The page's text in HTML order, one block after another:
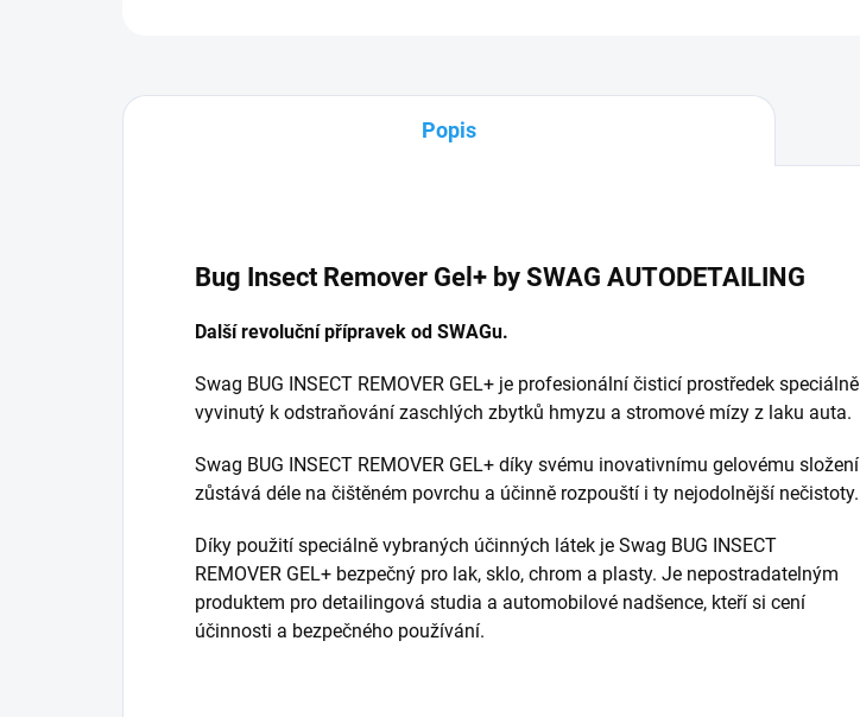
Popis
Bug Insect Remover Gel+ by SWAG AUTODETAILING
Další revoluční přípravek od SWAGu.
Swag BUG INSECT REMOVER GEL+ je profesionální čisticí prostředek speciálně
vyvinutý k odstraňování zaschlých zbytků hmyzu a stromové mízy z laku auta.
Swag BUG INSECT REMOVER GEL+ díky svému inovativnímu gelovému složení
zůstává déle na čištěném povrchu a účinně rozpouští i ty nejodolnější nečistoty.
Díky použití speciálně vybraných účinných látek je Swag BUG INSECT
REMOVER GEL+ bezpečný pro lak, sklo, chrom a plasty. Je nepostradatelným
produktem pro detailingová studia a automobilové nadšence, kteří si cení
účinnosti a bezpečného používání.